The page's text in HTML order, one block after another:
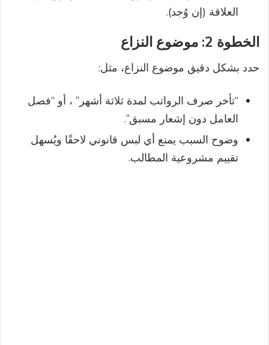
العلاقة (إن وُجد).
الخطوة 2: موضوع النزاع
حدد بشكل دقيق موضوع النزاع، مثل:
“تأخر صرف الرواتب لمدة ثلاثة أشهر” ، أو “فصل
العامل دون إشعار مسبق”.
وضوح السبب يمنع أي لبس قانوني لاحقًا ويُسهل
تقييم مشروعية المطالب.